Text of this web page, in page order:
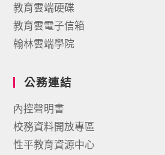
教育雲端硬碟
教育雲電子信箱
翰林雲端學院
公務連結
內控聲明書
校務資料開放專區
性平教育資源中心